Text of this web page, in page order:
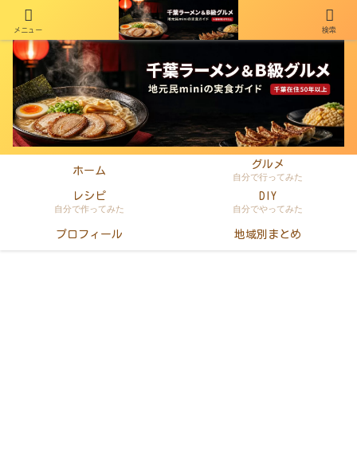
千葉在住50年以上のminiがラーメン・町中華・B級グルメを本音レビュー
ホーム
グルメ
自分で行ってみた
レシピ
自分で作ってみた
DIY
自分でやってみた
プロフィール 地域別まとめ
メニュー 検索